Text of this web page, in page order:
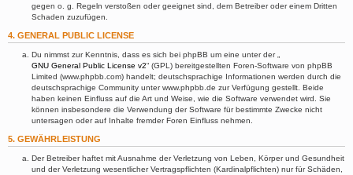
gegen o. g. Regeln verstoßen oder geeignet sind, dem Betreiber oder einem Dritten
Schaden zuzufügen.
4. GENERAL PUBLIC LICENSE
Du nimmst zur Kenntnis, dass es sich bei phpBB um eine unter der „
GNU General Public License v2“ (GPL) bereitgestellten Foren-Software von phpBB
Limited (www.phpbb.com) handelt; deutschsprachige Informationen werden durch die
deutschsprachige Community unter www.phpbb.de zur Verfügung gestellt. Beide
haben keinen Einfluss auf die Art und Weise, wie die Software verwendet wird. Sie
können insbesondere die Verwendung der Software für bestimmte Zwecke nicht
untersagen oder auf Inhalte fremder Foren Einfluss nehmen.
5. GEWÄHRLEISTUNG
Der Betreiber haftet mit Ausnahme der Verletzung von Leben, Körper und Gesundheit
und der Verletzung wesentlicher Vertragspflichten (Kardinalpflichten) nur für Schäden,